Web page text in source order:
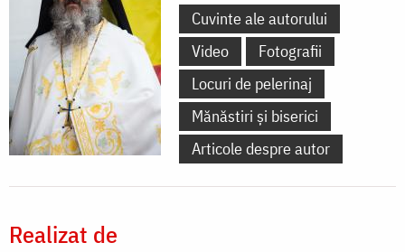
Cuvinte ale autorului
Video
Fotografii
Locuri de pelerinaj
Mănăstiri și biserici
Articole despre autor
Realizat de